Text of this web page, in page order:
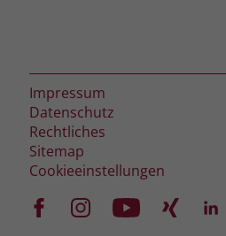
Impressum
Datenschutz
Rechtliches
Sitemap
Cookieeinstellungen